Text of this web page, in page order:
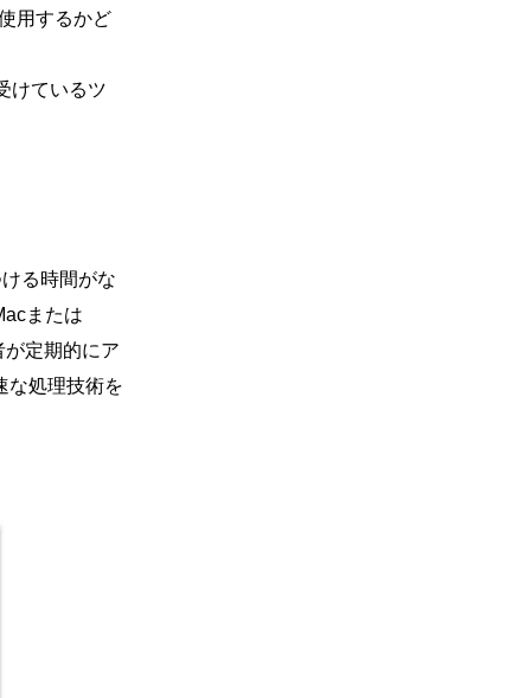
用するかど
けているツ
る時間がな
または
定期的にア
な処理技術を